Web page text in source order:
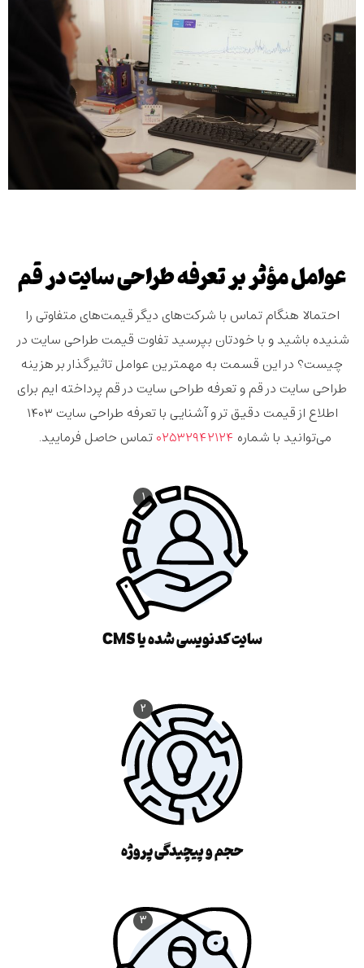
عوامل مؤثر بر تعرفه طراحی سایت در قم
احتمالا هنگام تماس با شرکت‌های دیگر قیمت‌های متفاوتی را
شنیده باشید و با خودتان بپرسیدتفاوت قیمت طراحی سایت در
چیست؟ در این قسمت به مهمترین عوامل تاثیرگذار بر هزینه
طراحی سایت در قم و تعرفه طراحی سایت در قم پرداخته ایم برای
اطلاع از قیمت دقیق تر و آشنایی با تعرفه طراحی سایت ۱۴۰۳
می‌توانید با شماره ۰۲۵۳۲۹۴۲۱۲۴تماس حاصل فرمایید.
۱
سایت کدنویسی شده یا CMS
۲
حجم و پیچیدگی پروژه
۳